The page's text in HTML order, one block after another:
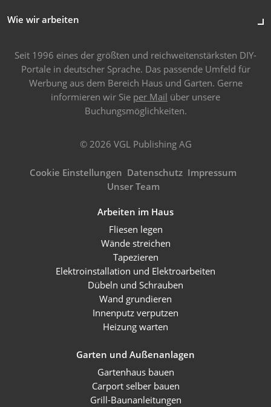
Wie wir arbeiten
Seit 1996 eines der größten und reichweitenstärksten DIY-
Portale in deutscher Sprache. Das passende Umfeld für
Werbung aus dem Bereich Haus und Garten. Gerne
informieren wir Sie per Mail über unsere
Buchungsmöglichkeiten.
© 2026 VGL Publishing AG
Cookie Einstellungen Datenschutz Impressum
Unser Team
Arbeiten im Haus
Fliesen legen
Wände streichen
Tapezieren
Elektroinstallation und Elektroarbeiten
Dübeln und Schrauben
Wand grundieren
Innenputz verputzen
Heizung warten
Garten und Außenanlagen
Gartenhaus bauen
Carport selber bauen
Grill-Baunanleitungen